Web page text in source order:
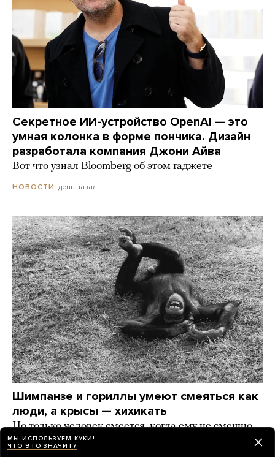
Секретное ИИ-устройство OpenAI — это
умная колонка в форме пончика. Дизайн
разработала компания Джони Айва
Вот что узнал Bloomberg об этом гаджете
НОВОСТИ день назад
Шимпанзе и гориллы умеют смеяться как
люди, а крысы — хихикать
Но только человек смеется, когда ему не смешно.
А что еще наука знает о смехе?
МЫ ИСПОЛЬЗУЕМ КУКИ!
ЧТО ЭТО ЗНАЧИТ?